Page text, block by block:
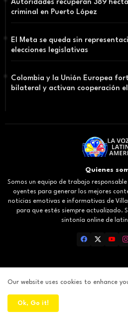
Autoridades recuperan 389
criminal en Puerto López
El Meta se queda sin
elecciones legislativas
Colombia y la Unión Europea
bilateral y activan cooperación
Quienes
Somos un equipo de trabajo
oyentes para generar los mejores
noticias emotivas e informativas de
para que estés siempre actualizado.
sintonía online de
Inicio About Contact
Our website uses cookies to enhance
Ok, Go it!